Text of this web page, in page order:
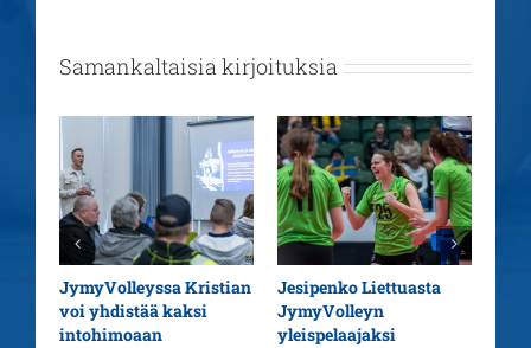
Samankaltaisia kirjoituksia
JymyVolleyssa Kristian
voi yhdistää kaksi
intohimoaan
Jesipenko Liettuasta
JymyVolleyn
yleispelaajaksi